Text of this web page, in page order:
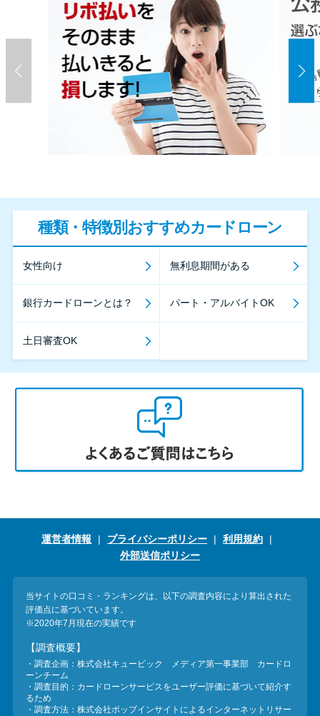
種類・特徴別おすすめカードローン
女性向け 無利息期間がある
銀行カードローンとは？ パート・アルバイトOK
土日審査OK
運営者情報 プライバシーポリシー
利用規約
外部送信ポリシー
当サイトの口コミ・ランキングは、以下の調査内容により算出された
評価点に基づいています。
※2020年7月現在の実績です
【調査概要】
・調査企画：株式会社キュービック メディア第一事業部 カードロ
ーンチーム
・調査目的：カードローンサービスをユーザー評価に基づいて紹介す
るため
・調査方法：株式会社ポップインサイトによるインターネットリサー